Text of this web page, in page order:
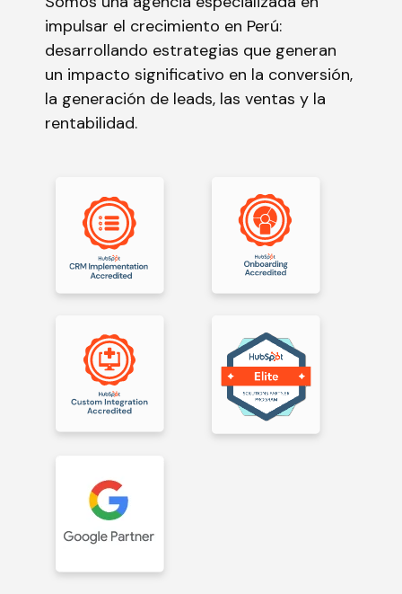
impulsar el crecimiento en Perú:
desarrollando estrategias que generan
un impacto significativo en la conversión,
la generación de leads, las ventas y la
rentabilidad.